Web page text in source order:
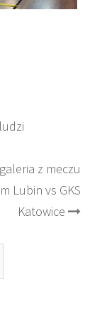
z meczu
Lubin vs GKS
Katowice